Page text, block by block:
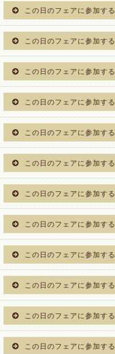
この日のフェアに参加する
この日のフェアに参加する
この日のフェアに参加する
この日のフェアに参加する
この日のフェアに参加する
この日のフェアに参加する
この日のフェアに参加する
この日のフェアに参加する
この日のフェアに参加する
この日のフェアに参加する
この日のフェアに参加する
この日のフェアに参加する